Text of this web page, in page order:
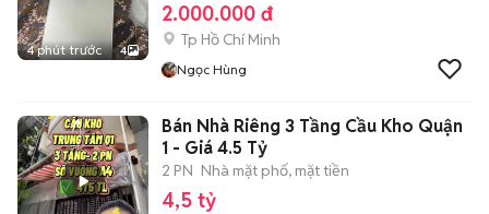
4 phút trước 4
2.000.000 đ
Tp Hồ Chí Minh
Ngọc Hùng
Bán Nhà Riêng 3 Tầng Cầu Kho Quận
1 - Giá 4.5 Tỷ
2 PN Nhà mặt phố, mặt tiền
4,5 tỷ